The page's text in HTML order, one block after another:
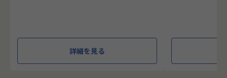
設計、実装まで、プロジェクトに一気通貫で関わ
って頂きます。
詳細を見る
●クライアントの
●主に要件定義か